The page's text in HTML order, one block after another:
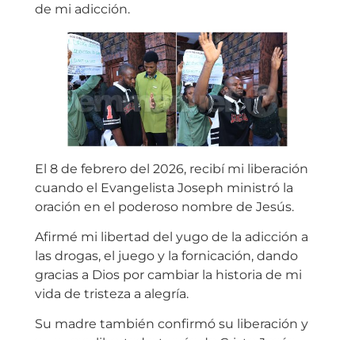
de mi adicción.
El 8 de febrero del 2026, recibí mi liberación
cuando el Evangelista Joseph ministró la
oración en el poderoso nombre de Jesús.
Afirmé mi libertad del yugo de la adicción a
las drogas, el juego y la fornicación, dando
gracias a Dios por cambiar la historia de mi
vida de tristeza a alegría.
Su madre también confirmó su liberación y